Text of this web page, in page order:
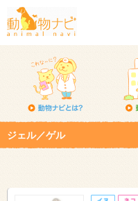
ジェル／ゲル